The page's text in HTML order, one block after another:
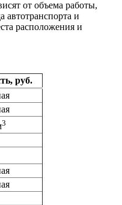
от объема работы,
автотранспорта и
расположения и
руб.
3